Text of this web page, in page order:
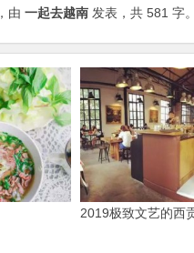
，由一起去越南 发表，共 581 字。
2019极致文艺的西